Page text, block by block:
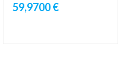
59,9700 €